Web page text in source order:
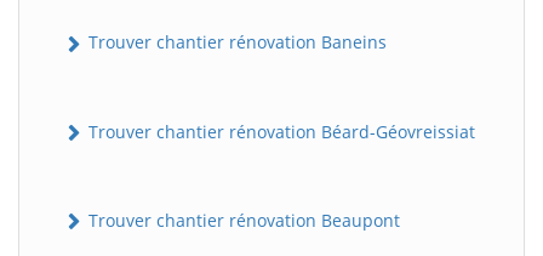
Trouver chantier rénovation Baneins
Trouver chantier rénovation Béard-Géovreissiat
Trouver chantier rénovation Beaupont